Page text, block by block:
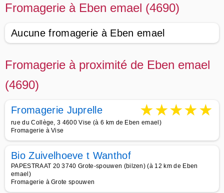
Fromagerie à Eben emael (4690)
Aucune fromagerie à Eben emael
Fromagerie à proximité de Eben emael
(4690)
Fromagerie Juprelle ★★★★★
rue du Collège, 3 4600 Vise (à 6 km de Eben emael)
Fromagerie à Vise
Bio Zuivelhoeve t Wanthof
PAPESTRAAT 20 3740 Grote-spouwen (bilzen) (à 12 km de Eben
emael)
Fromagerie à Grote spouwen